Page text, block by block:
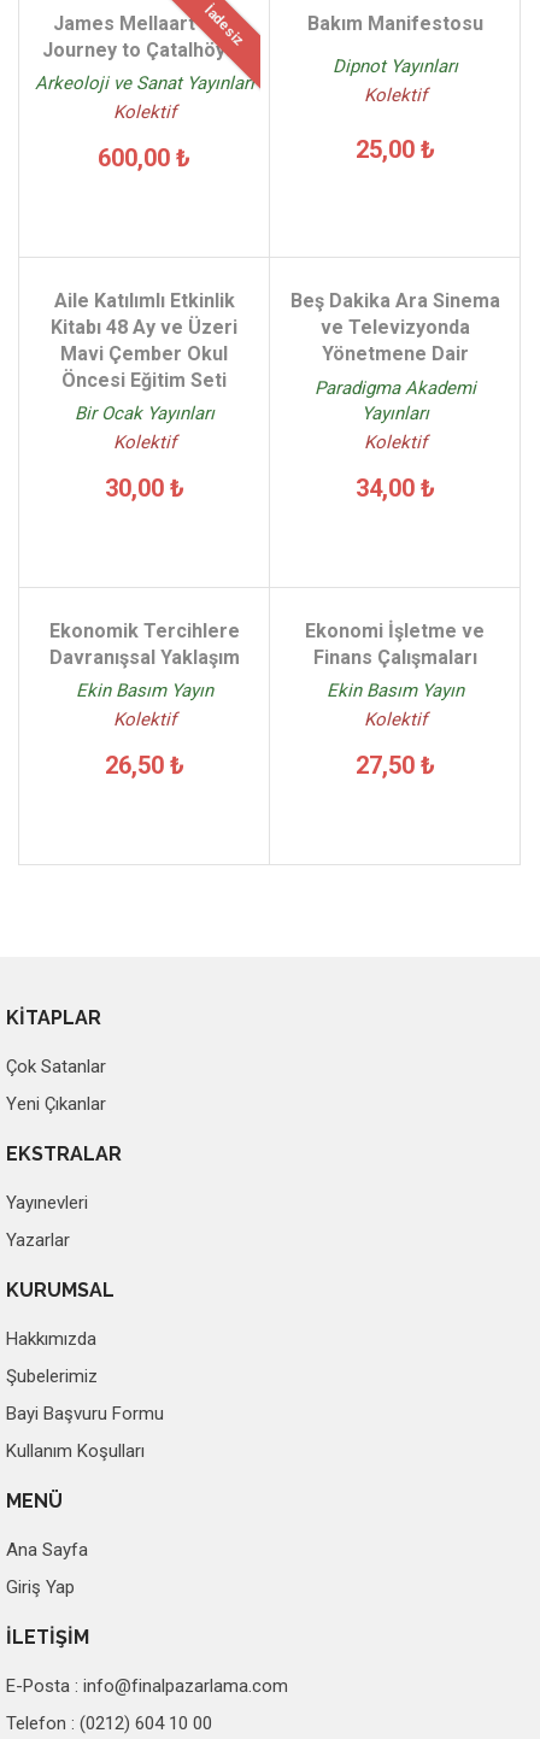
İadesiz
James Mellaart The
Journey to Çatalhöyük
Arkeoloji ve Sanat Yayınları
Kolektif
600,00 ₺
Bakım Manifestosu
Dipnot Yayınları
Kolektif
25,00 ₺
Aile Katılımlı Etkinlik
Kitabı 48 Ay ve Üzeri
Mavi Çember Okul
Öncesi Eğitim Seti
Bir Ocak Yayınları
Kolektif
30,00 ₺
Beş Dakika Ara Sinema
ve Televizyonda
Yönetmene Dair
Paradigma Akademi
Yayınları
Kolektif
34,00 ₺
Ekonomik Tercihlere
Davranışsal Yaklaşım
Ekin Basım Yayın
Kolektif
26,50 ₺
Ekonomi İşletme ve
Finans Çalışmaları
Ekin Basım Yayın
Kolektif
27,50 ₺
KİTAPLAR
Çok Satanlar
Yeni Çıkanlar
EKSTRALAR
Yayınevleri
Yazarlar
KURUMSAL
Hakkımızda
Şubelerimiz
Bayi Başvuru Formu
Kullanım Koşulları
MENÜ
Ana Sayfa
Giriş Yap
İLETİŞİM
E-Posta : info@finalpazarlama.com
Telefon : (0212) 604 10 00